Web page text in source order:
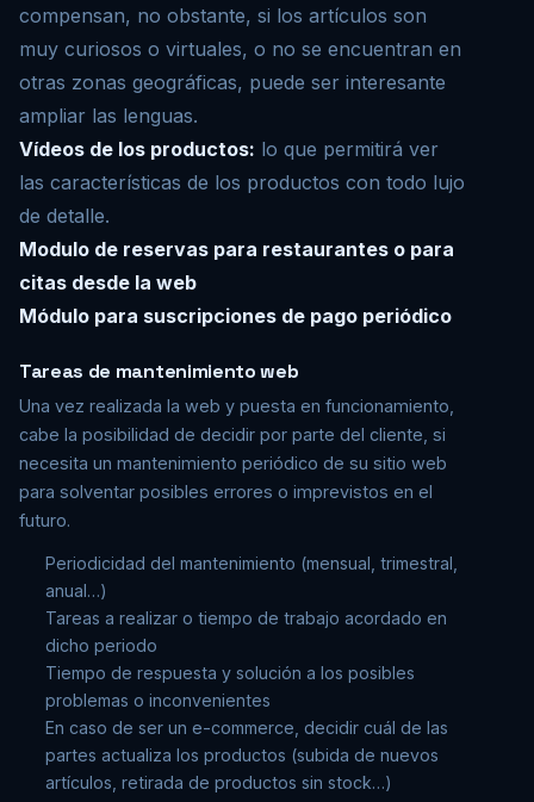
compensan, no obstante, si los artículos son
muy curiosos o virtuales, o no se encuentran en
otras zonas geográficas, puede ser interesante
ampliar las lenguas.
Vídeos de los productos: lo que permitirá ver
las características de los productos con todo lujo
de detalle.
Modulo de reservas para restaurantes o para
citas desde la web
Módulo para suscripciones de pago periódico
Tareas de mantenimiento web
Una vez realizada la web y puesta en funcionamiento,
cabe la posibilidad de decidir por parte del cliente, si
necesita un mantenimiento periódico de su sitio web
para solventar posibles errores o imprevistos en el
futuro.
Periodicidad del mantenimiento (mensual, trimestral,
anual…)
Tareas a realizar o tiempo de trabajo acordado en
dicho periodo
Tiempo de respuesta y solución a los posibles
problemas o inconvenientes
En caso de ser un e-commerce, decidir cuál de las
partes actualiza los productos (subida de nuevos
artículos, retirada de productos sin stock…)